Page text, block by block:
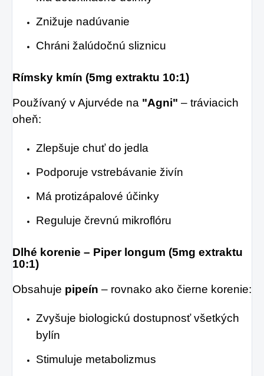
Znižuje nadúvanie
Chráni žalúdočnú sliznicu
Rímsky kmín (5mg extraktu 10:1)
Používaný v Ajurvéde na "Agni" – tráviacich
oheň:
Zlepšuje chuť do jedla
Podporuje vstrebávanie živín
Má protizápalové účinky
Reguluje črevnú mikroflóru
Dlhé korenie – Piper longum (5mg extraktu
10:1)
Obsahuje pipeín – rovnako ako čierne korenie:
Zvyšuje biologickú dostupnosť všetkých
bylín
Stimuluje metabolizmus